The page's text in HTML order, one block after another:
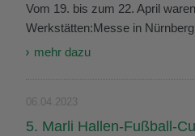
Vom 19. bis zum 22. April
Werkstätten:Messe in
mehr dazu
06.04.2023
5. Marli Hallen-Fußball-